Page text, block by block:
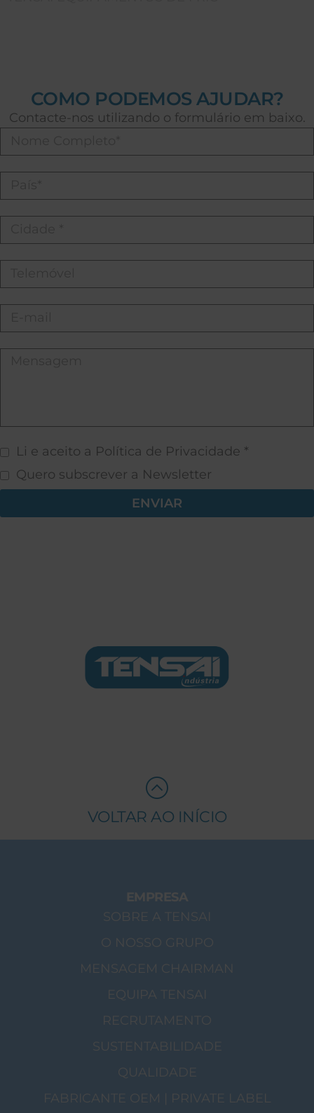
COMO PODEMOS AJUDAR?
Contacte-nos utilizando o formulário em baixo.
Li e aceito a Política de Privacidade *
Quero subscrever a Newsletter
ENVIAR
VOLTAR AO INÍCIO
EMPRESA
SOBRE A TENSAI
O NOSSO GRUPO
MENSAGEM CHAIRMAN
EQUIPA TENSAI
RECRUTAMENTO
SUSTENTABILIDADE
QUALIDADE
FABRICANTE OEM | PRIVATE LABEL